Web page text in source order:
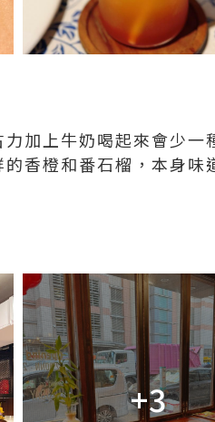
加上牛奶喝起來會少一
香橙和番石榴，本身味
+3